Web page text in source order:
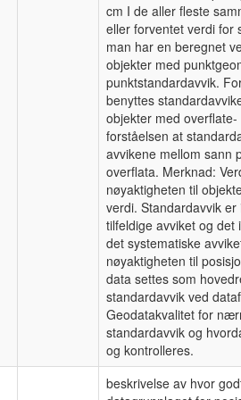
cm I de aller fleste
eller forventet verdi for
man har en beregnet
objekter med
punktstandardavvik.
benyttes
objekter med
forståelsen at
avvikene mellom sann
overflata. Merknad:
nøyaktigheten til
verdi. Standardavvik
tilfeldige avviket og
det systematiske
nøyaktigheten til
data settes som
standardavvik ved
Geodatakvalitet for
standardavvik og
og kontrolleres.
beskrivelse av hvor